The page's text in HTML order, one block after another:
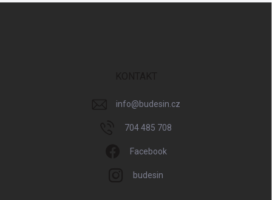
info@budesin.cz
704 485 708
Facebook
budesin